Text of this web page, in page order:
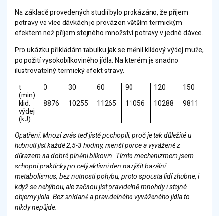
Na základě provedených studií bylo prokázáno, že příjem
potravy ve více dávkách je provázen větším termickým
efektem než příjem stejného množství potravy v jedné dávce.
Pro ukázku přikládám tabulku jak se měnil klidový výdej muže,
po požití vysokobílkoviného jídla. Na kterém je snadno
ilustrovatelný termický efekt stravy.
t
(min)
0 30 60 90 120 150
klid.
výdej
(kJ)
8876 10255 11265 11056 10288 9811
Opatření: Mnozí zvás teď jistě pochopili, proč je tak důležité u
hubnutí jíst každé 2,5-3 hodiny, menší porce a vyvážené z
důrazem na dobré plnění bílkovin. Tímto mechanizmem jsem
schopni prakticky po celý aktivní den navýšit bazální
metabolismus, bez nutnosti pohybu, proto spousta lidí zhubne, i
když se nehýbou, ale začnou jíst pravidelně mnohdy i stejné
objemy jídla. Bez snídaně a pravidelného vyváženého jídla to
nikdy nepůjde.